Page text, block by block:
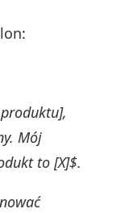
Mój
to [X]$.